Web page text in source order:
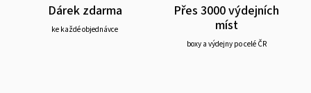
Dárek zdarma
ke každé objednávce
Přes 3000 výdejních
míst
boxy a výdejny po celé ČR